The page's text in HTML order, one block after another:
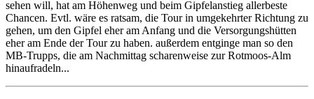
sehen will, hat am Höhenweg und beim Gipfelanstieg allerbeste
Chancen. Evtl. wäre es ratsam, die Tour in umgekehrter Richtung zu
gehen, um den Gipfel eher am Anfang und die Versorgungshütten
eher am Ende der Tour zu haben. außerdem entginge man so den
MB-Trupps, die am Nachmittag scharenweise zur Rotmoos-Alm
hinaufradeln...